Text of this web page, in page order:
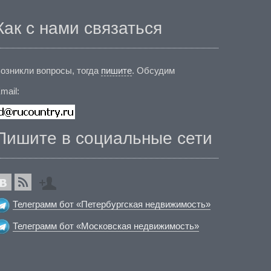
с нами связаться
вопросы, тогда пишите. Обсудим
в социальные сети
Телеграмм бот «Петербургская недвижимость»
Телеграмм бот «Московская недвижимость»